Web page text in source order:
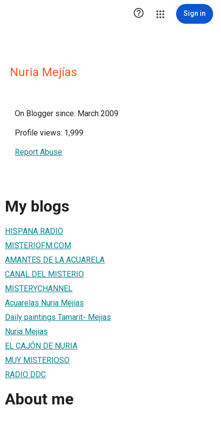
 Sign in
Nuria Mejías
On Blogger since: March 2009
Profile views: 1,999
Report Abuse
My blogs
HISPANA RADIO
MISTERIOFM.COM
AMANTES DE LA ACUARELA
CANAL DEL MISTERIO
MISTERYCHANNEL
Acuarelas Nuria Mejias
Daily paintings Tamarit- Mejias
Nuria Mejias
EL CAJÓN DE NURIA
MUY MISTERIOSO
RADIO DDC
About me